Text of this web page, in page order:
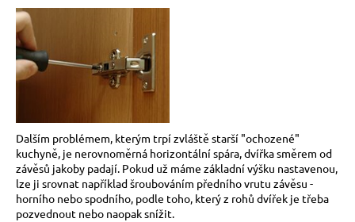
Dalším problémem, kterým trpí zvláště starší "ochozené"
kuchyně, je nerovnoměrná horizontální spára, dvířka směrem od
závěsů jakoby padají. Pokud už máme základní výšku nastavenou,
lze ji srovnat například šroubováním předního vrutu závěsu -
horního nebo spodního, podle toho, který z rohů dvířek je třeba
pozvednout nebo naopak snížit.